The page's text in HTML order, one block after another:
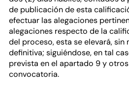
de publicación de esta
efectuar las alegaciones
alegaciones respecto de la
del proceso, esta se elevará, sin
definitiva; siguiéndose, en tal
prevista en el apartado 9 y
convocatoria.